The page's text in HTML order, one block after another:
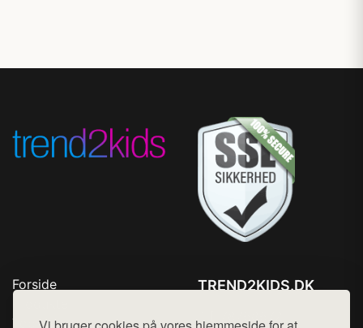
Forside
Top Rabatter
TREND2KIDS.DK